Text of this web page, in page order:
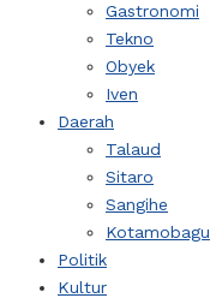
Gastronomi
Tekno
Obyek
Iven
Daerah
Talaud
Sitaro
Sangihe
Kotamobagu
Politik
Kultur